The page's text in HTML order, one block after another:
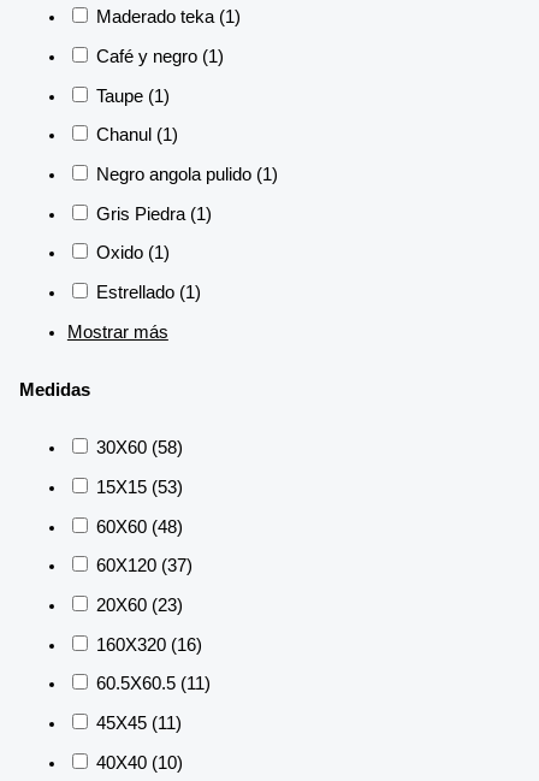
Maderado teka (1)
Café y negro (1)
Taupe (1)
Chanul (1)
Negro angola pulido (1)
Gris Piedra (1)
Oxido (1)
Estrellado (1)
Mostrar más
Medidas
30X60 (58)
15X15 (53)
60X60 (48)
60X120 (37)
20X60 (23)
160X320 (16)
60.5X60.5 (11)
45X45 (11)
40X40 (10)